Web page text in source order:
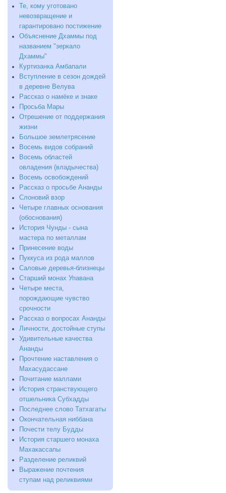
Те, кому уготовано
невозвращение и
гарантировано постижение
Объяснение Дхаммы под
названием "зеркало
Дхаммы"
Куртизанка Амбапали
Вступление в сезон дождей
в деревне Велува
Рассказ о намёке и знаке
Просьба Мары
Отрешение от поддержания
жизни
Большое землетрясение
Восемь видов собраний
Восемь областей
овладения (владычества)
Восемь освобождений
Рассказ о просьбе Ананды
Слоновий взор
Четыре главных основания
(обоснования)
История Чунды - сына
мастера по металлам
Принесение воды
Пуккуса из рода маллов
Саловые деревья-близнецы
Старший монах Упавана
Четыре места,
порождающие чувство
срочности
Рассказ о вопросах Ананды
Личности, достойные ступы
Удивительные качества
Ананды
Прочтение наставления о
Махасудассане
Почитание маллами
История странствующего
отшельника Субхадды
Последнее слово Татхагаты
Окончательная ниббана
Почести телу Будды
История старшего монаха
Махакассапы
Разделение реликвий
Выражение почтения
ступам над реликвиями